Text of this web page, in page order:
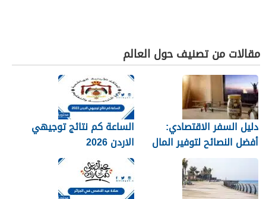
مقالات من تصنيف حول العالم
دليل السفر الاقتصادي:
أفضل النصائح لتوفير المال
الساعة كم نتائج توجيهي
الاردن 2026